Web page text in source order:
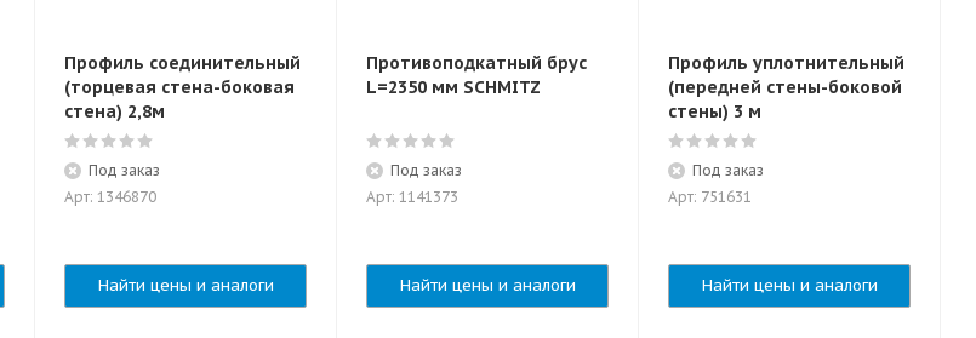
Профиль соединительный
(торцевая стена-боковая
стена) 2,8м
Под заказ
Арт: 1346870
Найти цены и аналоги
Противоподкатный брус
L=2350 мм SСHMITZ
Под заказ
Арт: 1141373
Найти цены и аналоги
Профиль уплотнительный
(передней стены-боковой
стены) 3 м
Под заказ
Арт: 751631
Найти цены и аналоги